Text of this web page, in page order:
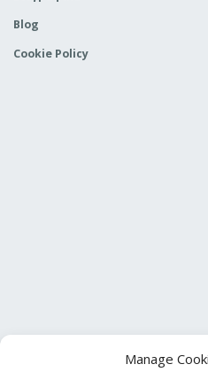
Manage
Blog
Cookie Policy